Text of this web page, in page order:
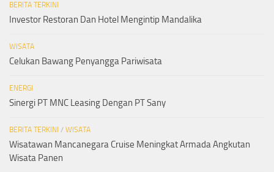
BERITA TERKINI
Investor Restoran Dan Hotel Mengintip Mandalika
WISATA
Celukan Bawang Penyangga Pariwisata
ENERGI
Sinergi PT MNC Leasing Dengan PT Sany
BERITA TERKINI / WISATA
Wisatawan Mancanegara Cruise Meningkat Armada Angkutan
Wisata Panen